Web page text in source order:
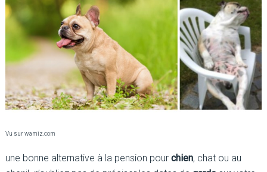
Vu sur wamiz.com
une bonne alternative à la pension pour chien, chat ou au